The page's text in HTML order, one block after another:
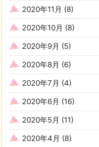
2020年11月 (8)
2020年10月 (8)
2020年9月 (5)
2020年8月 (6)
2020年7月 (4)
2020年6月 (16)
2020年5月 (11)
2020年4月 (8)